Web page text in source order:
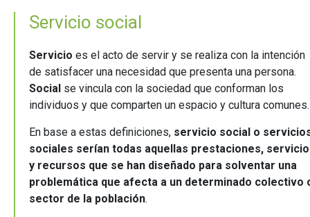
Servicio social
Servicio es el acto de servir y se realiza con la intención
de satisfacer una necesidad que presenta una persona.
Social se vincula con la sociedad que conforman los
individuos y que comparten un espacio y cultura
En base a estas definiciones, servicio social o
sociales serían todas aquellas prestaciones,
y recursos que se han diseñado para solventar una
problemática que afecta a un determinado colectivo
sector de la población.